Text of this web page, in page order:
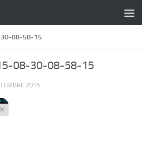
30-08-58-15
08-30-08-58-15
2015